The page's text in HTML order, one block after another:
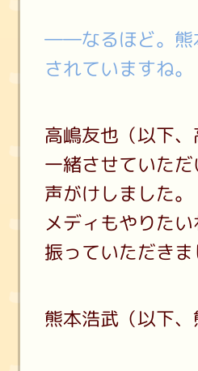
――なるほど。熊
されていますね。
高嶋友也（以下
一緒させていた
声がけしました
メディもやりた
振っていただきま
熊本浩武（以下